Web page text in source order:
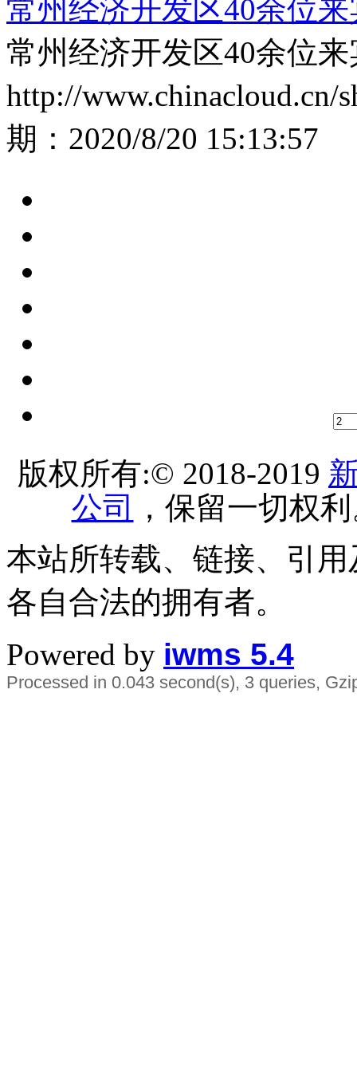
常州经济开发区40余位
常州经济开发区40余位
http://www.chinacloud.cn/
期： 2020/8/20 15:13:57
版权所有:© 2018-2019
公司
，保留一切权
本站所转载、链接、引
各自合法的拥有者。
Powered by iwms 5.4
Processed in 0.043 second(s), 3 queries,